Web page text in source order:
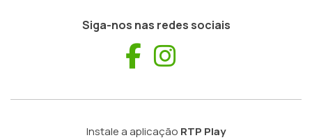
Siga-nos nas redes sociais
Facebook
Instale a aplicação RTP Play